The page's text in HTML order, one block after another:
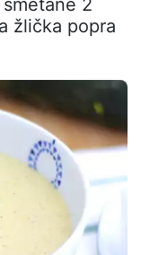
žlička popra